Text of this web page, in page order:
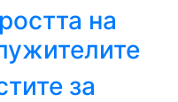
на
за